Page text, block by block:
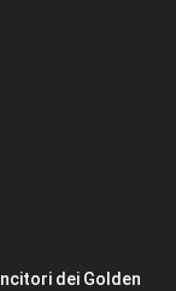
dei Golden